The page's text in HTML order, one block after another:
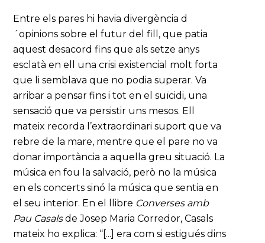
Entre els pares hi havia divergència d
´opinions sobre el futur del fill, que patia
aquest desacord fins que als setze anys
esclatà en ell una crisi existencial molt forta
que li semblava que no podia superar. Va
arribar a pensar fins i tot en el suïcidi, una
sensació que va persistir uns mesos. Ell
mateix recorda l’extraordinari suport que va
rebre de la mare, mentre que el pare no va
donar importància a aquella greu situació. La
música en fou la salvació, però no la música
en els concerts sinó la música que sentia en
el seu interior. En el llibre Converses amb
Pau Casalsde Josep Maria Corredor, Casals
mateix ho explica: “[...] era com si estigués dins